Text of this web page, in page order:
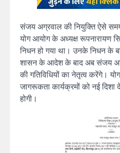
संजय अग्रवाल की नियुक्ति ऐसे
योग आयोग के अध्यक्ष रूपनारायण
निधन हो गया था। उनके निधन के
शासन के आदेश के बाद अब संजय
की गतिविधियों का नेतृत्व करेंगे।
जागरूकता कार्यक्रमों को नई दिशा
होगी।